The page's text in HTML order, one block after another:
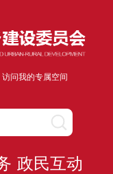
访问我的专属空间
政民互动